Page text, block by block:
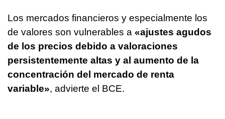
Los mercados financieros y especialmente los
de valores son vulnerables a «ajustes agudos
de los precios debido a valoraciones
persistentemente altas y al aumento de la
concentración del mercado de renta
variable», advierte el BCE.